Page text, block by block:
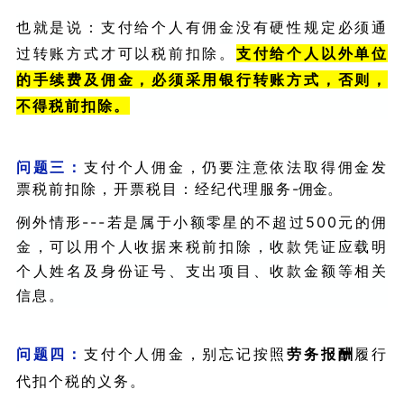
也就是说：支付给个人有佣金没有硬性规定必须通
过转账方式才可以税前扣除。 支付给个人以外单位
的手续费及佣金，必须采用银行转账方式，否则，
不得税前扣除。
问题三： 支付个人佣金，仍要注意依法取得佣金发
票税前扣除， 开票税目 ：经纪代理服务 -佣金。
例外情形---若是属于小额零星的不超过500元的佣
金，可以用个人收据来税前扣除，收款凭证应载明
个人姓名及身份证号、支出项目、收款金额等相关
信息。
问题四： 支付个人佣金，别忘记按照劳务报酬 履行
代扣个税的义务。